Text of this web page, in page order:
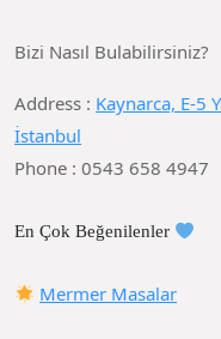
Bizi Nasıl Bulabilirsiniz?
Address : Kaynarca, E-5
İstanbul
Phone : 0543 658 4947
En Çok Beğenilenler
Mermer Masalar